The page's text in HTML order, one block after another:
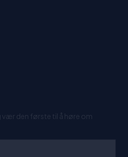
den første til å høre om